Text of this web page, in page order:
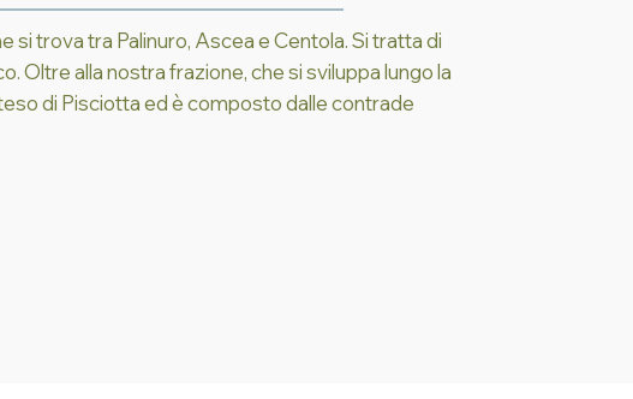
si trova tra Palinuro, Ascea e Centola. Si tratta di
Oltre alla nostra frazione, che si sviluppa lungo la
di Pisciotta ed è composto dalle contrade